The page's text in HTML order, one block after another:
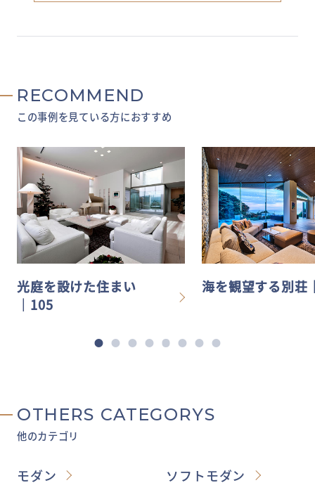
RECOMMEND
この事例を見ている方におすすめ
光庭を設けた住まい
│105
海を観望する別荘
OTHERS CATEGORYS
他のカテゴリ
モダン
ソフトモダン